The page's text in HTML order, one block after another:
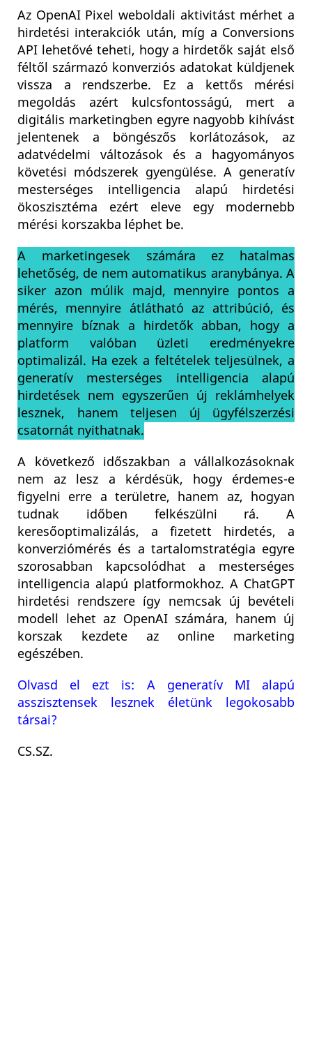
Az OpenAI Pixel weboldali aktivitást mérhet a
hirdetési interakciók után, míg a Conversions
API lehetővé teheti, hogy a hirdetők saját első
féltől származó konverziós adatokat küldjenek
vissza a rendszerbe. Ez a kettős mérési
megoldás azért kulcsfontosságú, mert a
digitális marketingben egyre nagyobb kihívást
jelentenek a böngészős korlátozások, az
adatvédelmi változások és a hagyományos
követési módszerek gyengülése. A generatív
mesterséges intelligencia alapú hirdetési
ökoszisztéma ezért eleve egy modernebb
mérési korszakba léphet be.
A marketingesek számára ez hatalmas
lehetőség, de nem automatikus aranybánya. A
siker azon múlik majd, mennyire pontos a
mérés, mennyire átlátható az attribúció, és
mennyire bíznak a hirdetők abban, hogy a
platform valóban üzleti eredményekre
optimalizál. Ha ezek a feltételek teljesülnek, a
generatív mesterséges intelligencia alapú
hirdetések nem egyszerűen új reklámhelyek
lesznek, hanem teljesen új ügyfélszerzési
csatornát nyithatnak.
A következő időszakban a vállalkozásoknak
nem az lesz a kérdésük, hogy érdemes-e
figyelni erre a területre, hanem az, hogyan
tudnak időben felkészülni rá. A
keresőoptimalizálás, a fizetett hirdetés, a
konverziómérés és a tartalomstratégia egyre
szorosabban kapcsolódhat a mesterséges
intelligencia alapú platformokhoz. A ChatGPT
hirdetési rendszere így nemcsak új bevételi
modell lehet az OpenAI számára, hanem új
korszak kezdete az online marketing
egészében.
Olvasd el ezt is: A generatív MI alapú
asszisztensek lesznek életünk legokosabb
társai?
CS.SZ.